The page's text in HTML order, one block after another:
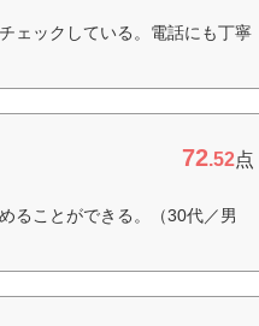
ェックしている。電話にも丁寧
72.52点
ることができる。（30代／男